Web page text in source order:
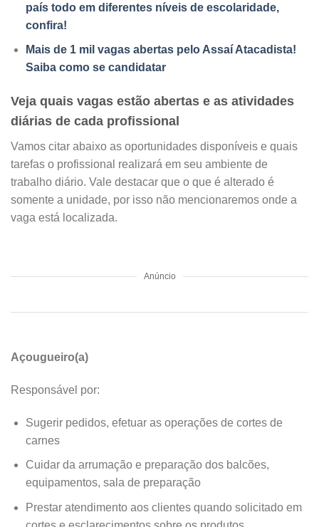
país todo em diferentes níveis de escolaridade,
confira!
Mais de 1 mil vagas abertas pelo Assaí Atacadista!
Saiba como se candidatar
Veja quais vagas estão abertas e as atividades
diárias de cada profissional
Vamos citar abaixo as oportunidades disponíveis e quais
tarefas o profissional realizará em seu ambiente de
trabalho diário. Vale destacar que o que é alterado é
somente a unidade, por isso não mencionaremos onde a
vaga está localizada.
Anúncio
Açougueiro(a)
Responsável por:
Sugerir pedidos, efetuar as operações de cortes de
carnes
Cuidar da arrumação e preparação dos balcões,
equipamentos, sala de preparação
Prestar atendimento aos clientes quando solicitado em